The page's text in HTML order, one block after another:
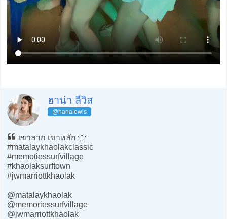
ฮาน่า ลีวิส
@hanalewis
เขาลาก เขาหลัก 🩵
#matalaykhaolakclassic
#memotiessurfvillage
#khaolaksurftown
#jwmarriottkhaolak
@matalaykhaolak
@memoriessurfvillage
@jwmarriottkhaolak